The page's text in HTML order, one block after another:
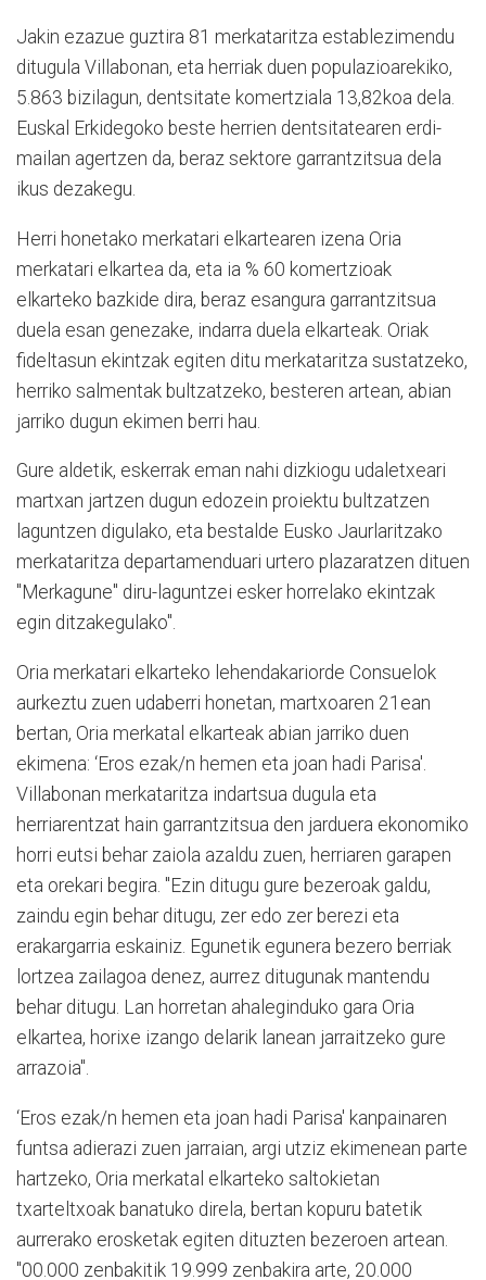
Jakin ezazue guztira 81 merkataritza establezimendu
ditugula Villabonan, eta herriak duen populazioarekiko,
5.863 bizilagun, dentsitate komertziala 13,82koa dela.
Euskal Erkidegoko beste herrien dentsitatearen erdi-
mailan agertzen da, beraz sektore garrantzitsua dela
ikus dezakegu.
Herri honetako merkatari elkartearen izena Oria
merkatari elkartea da, eta ia % 60 komertzioak
elkarteko bazkide dira, beraz esangura garrantzitsua
duela esan genezake, indarra duela elkarteak. Oriak
fideltasun ekintzak egiten ditu merkataritza sustatzeko,
herriko salmentak bultzatzeko, besteren artean, abian
jarriko dugun ekimen berri hau.
Gure aldetik, eskerrak eman nahi dizkiogu udaletxeari
martxan jartzen dugun edozein proiektu bultzatzen
laguntzen digulako, eta bestalde Eusko Jaurlaritzako
merkataritza departamenduari urtero plazaratzen dituen
"Merkagune" diru-laguntzei esker horrelako ekintzak
egin ditzakegulako".
Oria merkatari elkarteko lehendakariorde Consuelok
aurkeztu zuen udaberri honetan, martxoaren 21ean
bertan, Oria merkatal elkarteak abian jarriko duen
ekimena: ‘Eros ezak/n hemen eta joan hadi Parisa'.
Villabonan merkataritza indartsua dugula eta
herriarentzat hain garrantzitsua den jarduera ekonomiko
horri eutsi behar zaiola azaldu zuen, herriaren garapen
eta orekari begira. "Ezin ditugu gure bezeroak galdu,
zaindu egin behar ditugu, zer edo zer berezi eta
erakargarria eskainiz. Egunetik egunera bezero berriak
lortzea zailagoa denez, aurrez ditugunak mantendu
behar ditugu. Lan horretan ahaleginduko gara Oria
elkartea, horixe izango delarik lanean jarraitzeko gure
arrazoia".
‘Eros ezak/n hemen eta joan hadi Parisa' kanpainaren
funtsa adierazi zuen jarraian, argi utziz ekimenean parte
hartzeko, Oria merkatal elkarteko saltokietan
txarteltxoak banatuko direla, bertan kopuru batetik
aurrerako erosketak egiten dituzten bezeroen artean.
"00.000 zenbakitik 19.999 zenbakira arte, 20.000